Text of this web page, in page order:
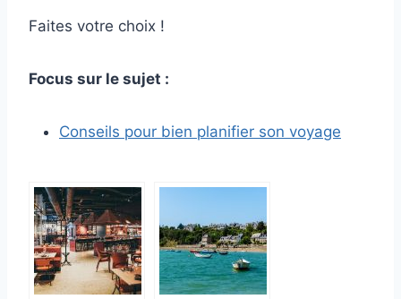
Faites votre choix !
Focus sur le sujet :
Conseils pour bien planifier son voyage